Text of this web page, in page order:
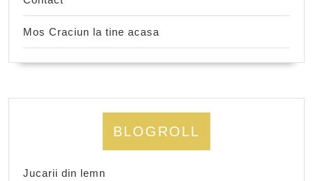
Mos Craciun la tine acasa
BLOGROLL
Jucarii din lemn